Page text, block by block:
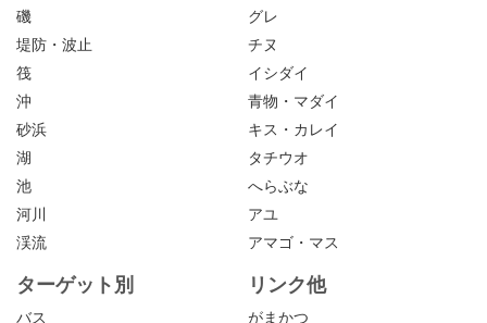
磯
堤防・波止
筏
沖
砂浜
湖
池
河川
渓流
グレ
チヌ
イシダイ
青物・マダイ
キス・カレイ
タチウオ
へらぶな
アユ
アマゴ・マス
ターゲット別
バス
リンク他
がまかつ